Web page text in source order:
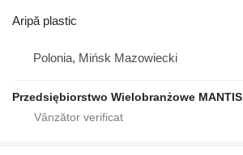
Aripă plastic
Polonia, Mińsk Mazowiecki
Przedsiębiorstwo Wielobranżowe MANTIS